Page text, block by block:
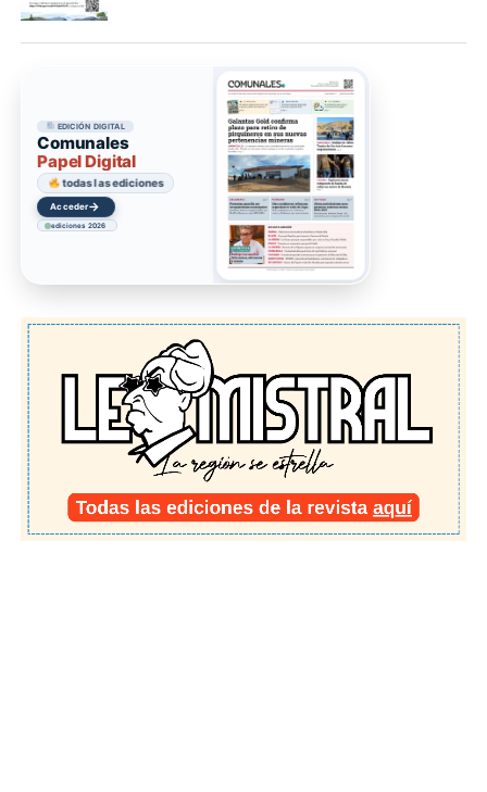
EDICIÓN DIGITAL
Comunales
Papel Digital
todas las ediciones
Acceder→
ediciones 2026